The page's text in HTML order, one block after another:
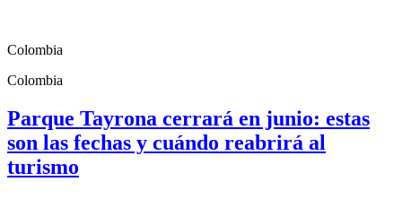
Colombia
Colombia
Parque Tayrona cerrará en junio: estas
son las fechas y cuándo reabrirá al
turismo